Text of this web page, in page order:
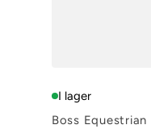
I lager
Boss Equestrian